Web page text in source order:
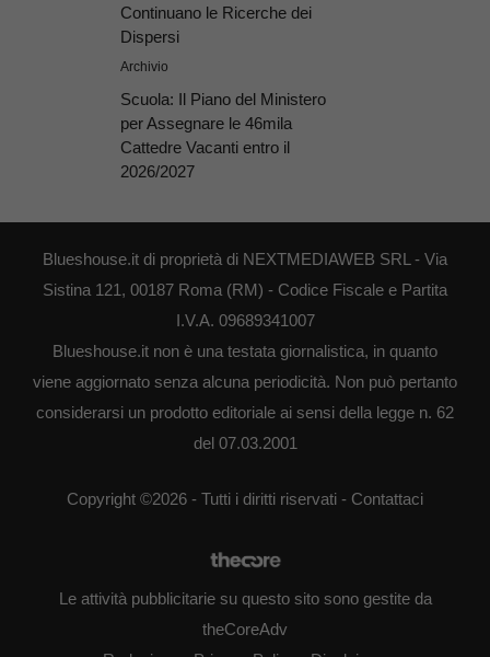
Continuano le Ricerche dei
Dispersi
Archivio
Scuola: Il Piano del Ministero
per Assegnare le 46mila
Cattedre Vacanti entro il
2026/2027
Blueshouse.it di proprietà di NEXTMEDIAWEB SRL - Via
Sistina 121, 00187 Roma (RM) - Codice Fiscale e Partita
I.V.A. 09689341007
Blueshouse.it non è una testata giornalistica, in quanto
viene aggiornato senza alcuna periodicità. Non può pertanto
considerarsi un prodotto editoriale ai sensi della legge n. 62
del 07.03.2001
Copyright ©2026 - Tutti i diritti riservati - Contattaci
Le attività pubblicitarie su questo sito sono gestite da
theCoreAdv